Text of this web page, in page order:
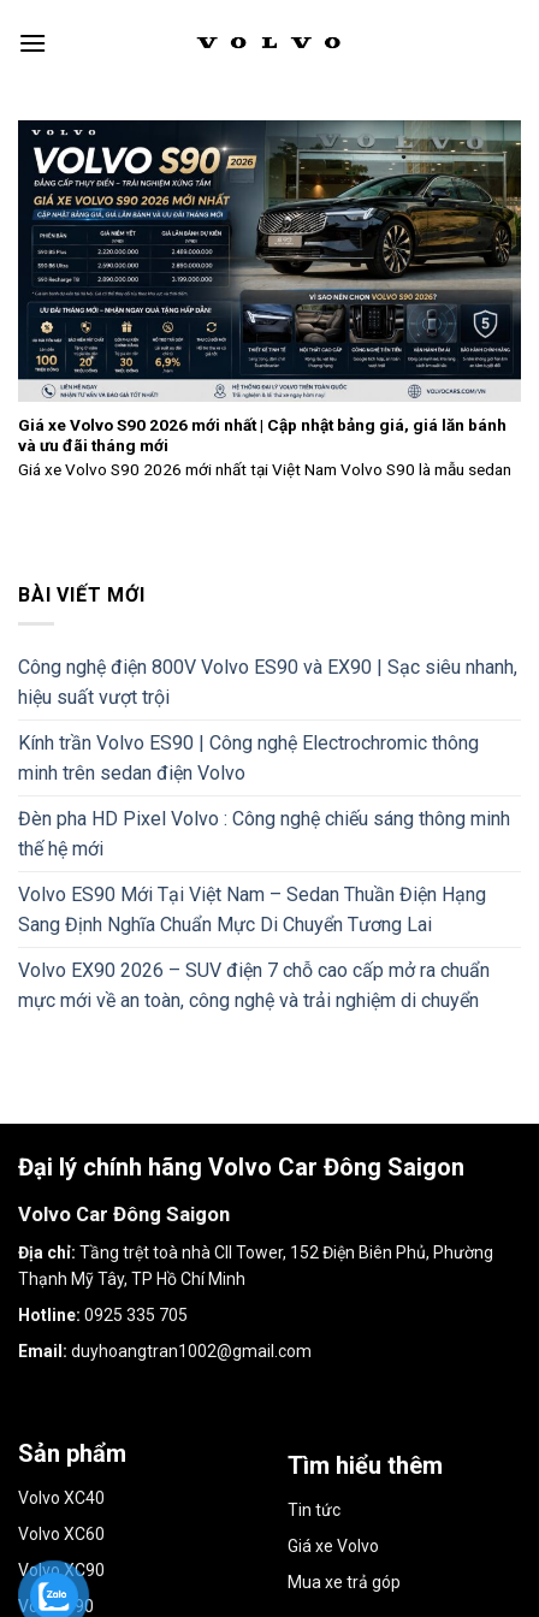
Giá xe Volvo S90 2026 mới nhất | Cập nhật bảng giá, giá lăn bánh
và ưu đãi tháng mới
Giá xe Volvo S90 2026 mới nhất tại Việt Nam Volvo S90 là mẫu sedan
BÀI VIẾT MỚI
Công nghệ điện 800V Volvo ES90 và EX90 | Sạc siêu nhanh,
hiệu suất vượt trội
Kính trần Volvo ES90 | Công nghệ Electrochromic thông
minh trên sedan điện Volvo
Đèn pha HD Pixel Volvo : Công nghệ chiếu sáng thông minh
thế hệ mới
Volvo ES90 Mới Tại Việt Nam – Sedan Thuần Điện Hạng
Sang Định Nghĩa Chuẩn Mực Di Chuyển Tương Lai
Volvo EX90 2026 – SUV điện 7 chỗ cao cấp mở ra chuẩn
mực mới về an toàn, công nghệ và trải nghiệm di chuyển
Đại lý chính hãng Volvo Car Đông Saigon
Volvo Car Đông Saigon
Địa chỉ: Tầng trệt toà nhà CII Tower, 152 Điện Biên Phủ, Phường
Thạnh Mỹ Tây, TP Hồ Chí Minh
Hotline: 0925 335 705
Email: duyhoangtran1002@gmail.com
Sản phẩm
Volvo XC40
Volvo XC60
Volvo XC90
Volvo S90
Tìm hiểu thêm
Tin tức
Giá xe Volvo
Mua xe trả góp